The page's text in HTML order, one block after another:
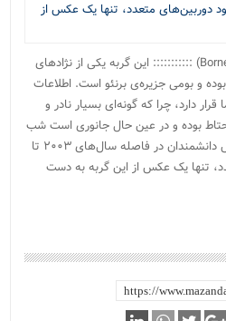
گربه‌ی خلیج برنئی (Bornean Bay Cat) ::::::::::: این گربه یکی از نژادهای
و بومی جزیره‌ی برنئو است. اطلاعات
دارد، چرا که گونه‌ای بسیار نادر و
بوده و در عین حال جانوری است شب
رو، به همین دلیل علی رغم تلاش دانشمندان در فاصله سال‌های ۲۰۰۳ تا
تنها یک عکس از این گربه به دست